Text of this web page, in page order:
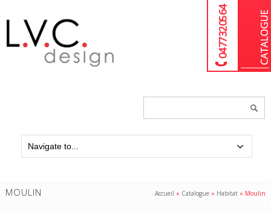
04 77 32 05 64
MOULIN Accueil » Catalogue » Habitat » Moulin